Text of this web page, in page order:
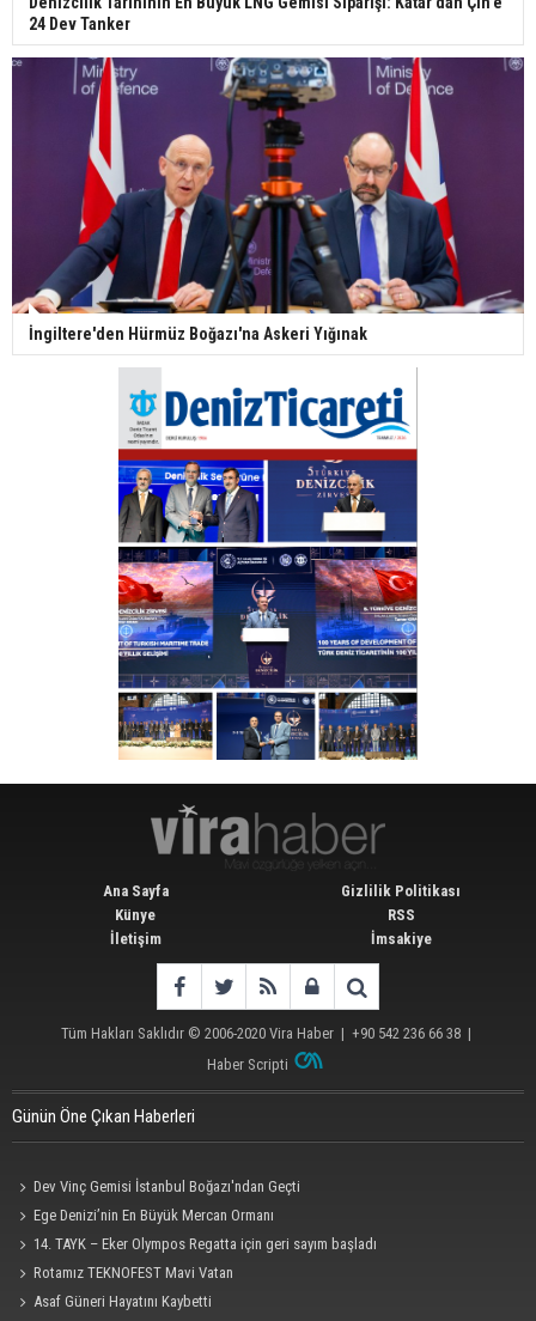
24 Dev Tanker
İngiltere'den Hürmüz Boğazı'na Askeri Yığınak
Ana Sayfa
Künye
İletişim
Gizlilik Politikası
RSS
İmsakiye
Tüm Hakları Saklıdır © 2006-2020 Vira Haber | +90 542 236 66 38 |
Haber Scripti
Günün Öne Çıkan Haberleri
Dev Vinç Gemisi İstanbul Boğazı'ndan Geçti
Ege Denizi’nin En Büyük Mercan Ormanı
14. TAYK – Eker Olympos Regatta için geri sayım başladı
Rotamız TEKNOFEST Mavi Vatan
Asaf Güneri Hayatını Kaybetti